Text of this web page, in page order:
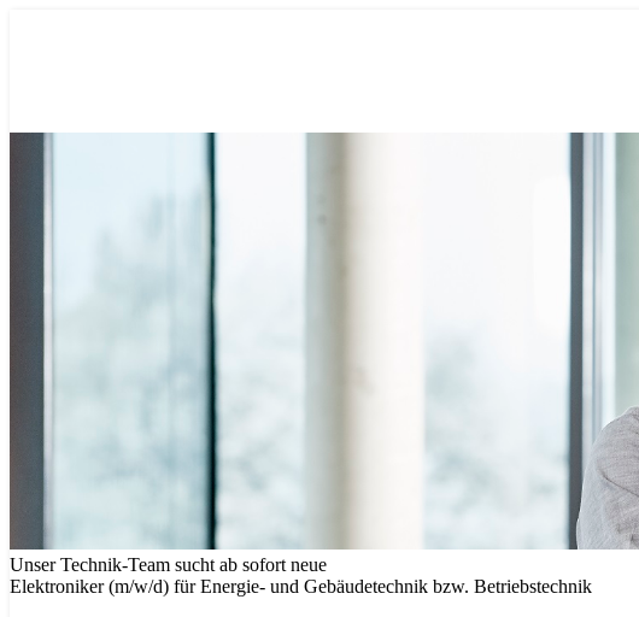
Unser Technik-Team sucht ab sofort neue
Elektroniker (m/w/d) für Energie- und Gebäudetechnik bzw. Betriebstechnik